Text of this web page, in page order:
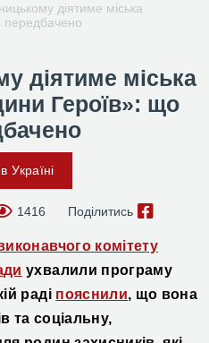
діятиме міська
передбачено
діятиме міська
Героїв»: що
Україні
1416 Поділитись
комітету
ухвалили програму
раді пояснили, що вона
та соціальну,